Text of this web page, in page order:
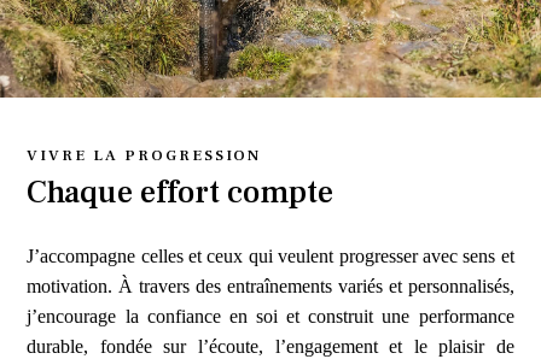
VIVRE LA PROGRESSION
Chaque effort compte
J’accompagne celles et ceux qui veulent progresser avec sens et
motivation. À travers des entraînements variés et personnalisés,
j’encourage la confiance en soi et construit une performance
durable, fondée sur l’écoute, l’engagement et le plaisir de